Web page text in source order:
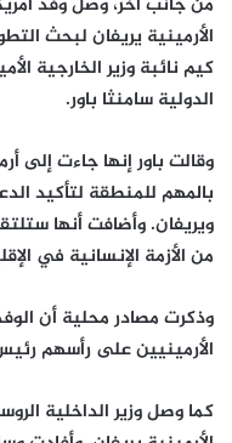
الأرمينية يريفان لبحث
كيم نائبة وزير الخارجية
الدولية سامنثا باور.
وقالت باور إنها جاءت إلى
بالمهم للمنطقة لتأكيد
ويريفان. وأضافت أنها
من الأزمة الإنسانية في
وذكرت مصادر محلية أن
الأرمينيين على رأسهم
كما وصل وزير الداخلية